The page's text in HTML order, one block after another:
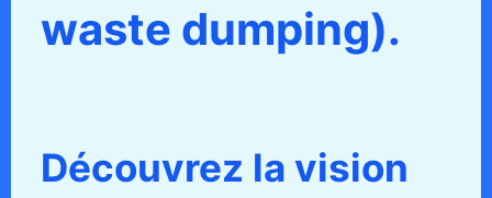
waste dumping).
Découvrez la vision